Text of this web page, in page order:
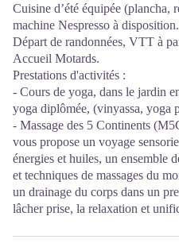
Cuisine d’été équipée (plancha,
machine Nespresso à
Départ de randonnées, VTT à
Accueil Motards.
Prestations d'activités :
- Cours de yoga, dans le jardin
yoga diplômée, (vinyassa, yoga
- Massage des 5 Continents
vous propose un voyage
énergies et huiles, un ensemble
et techniques de massages du
un drainage du corps dans un
lâcher prise, la relaxation et